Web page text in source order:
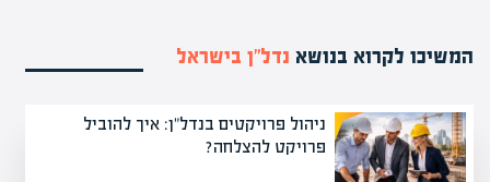
המשיכו לקרוא בנושא נדל”ן בישראל
ניהול פרויקטים בנדל"ן: איך להוביל
פרויקט להצלחה?